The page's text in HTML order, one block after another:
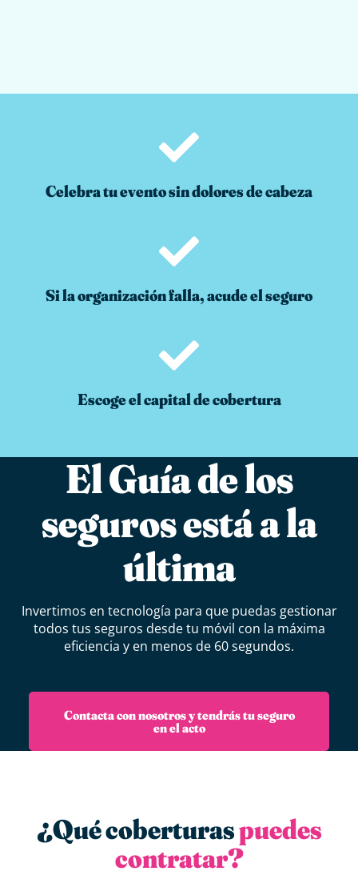
Celebra tu evento sin dolores de cabeza
Si la organización falla, acude el seguro
Escoge el capital de cobertura
El Guía de los
seguros está a la
última
Invertimos en tecnología para que puedas gestionar
todos tus seguros desde tu móvil con la máxima
eficiencia y en menos de 60 segundos.
Contacta con nosotros y tendrás tu seguro
en el acto
¿Qué coberturaspuedes
contratar?